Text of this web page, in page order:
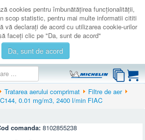
cookies pentru îmbunătăţirea funcţionalităţii,
scop statistic, pentru mai multe informatii cititi
vă declaraţi de acord cu utilizarea cookie-urilor
faceţi clic pe "Da, sunt de acord"
Da, sunt de acord
Tratarea aerului comprimat
Filtre de aer
0.01 mg/m3, 2400 l/min FIAC
comanda: 8102855238